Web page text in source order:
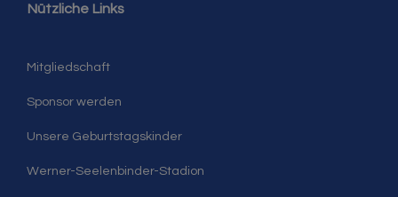
Nützliche Links
Mitgliedschaft
Sponsor werden
Unsere Geburtstagskinder
Werner-Seelenbinder-Stadion